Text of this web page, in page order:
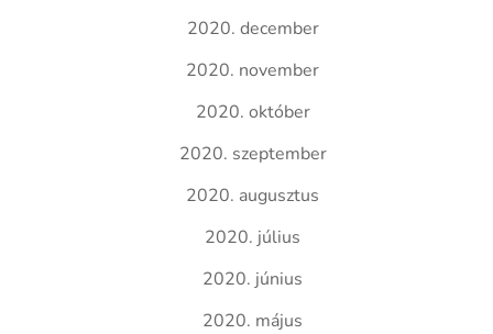
2020. december
2020. november
2020. október
2020. szeptember
2020. augusztus
2020. július
2020. június
2020. május